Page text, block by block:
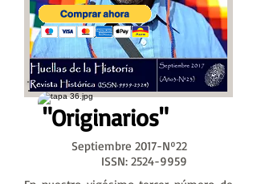
"Originarios"
Septiembre 2017-Nº22
ISSN: 2524-9959